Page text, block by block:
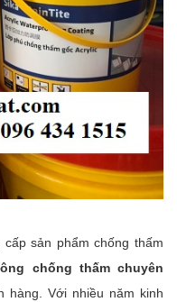
sản phẩm chống thấm
chống thấm chuyên
hàng. Với nhiều năm kinh